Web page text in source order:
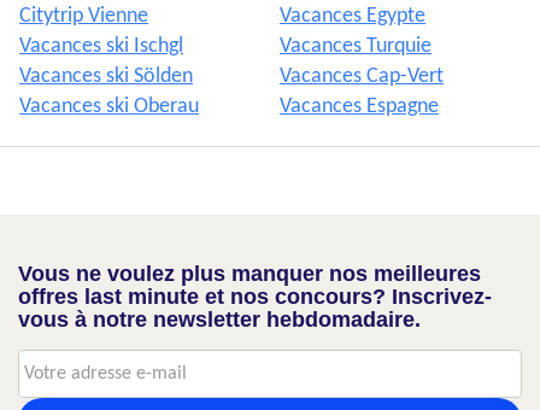
Citytrip Vienne
Vacances ski Ischgl
Vacances ski Sölden
Vacances ski Oberau
Vacances Egypte
Vacances Turquie
Vacances Cap-Vert
Vacances Espagne
Vous ne voulez plus manquer nos meilleures
offres last minute et nos concours? Inscrivez-
vous à notre newsletter hebdomadaire.